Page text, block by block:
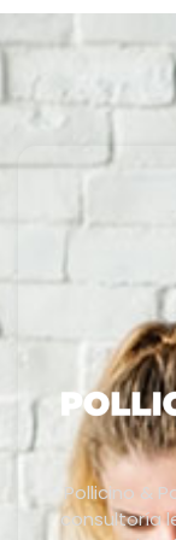
Pollicino &
consultoría